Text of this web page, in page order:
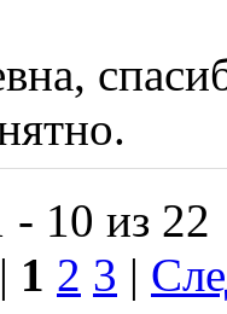
10 из 22
1 2 3 |